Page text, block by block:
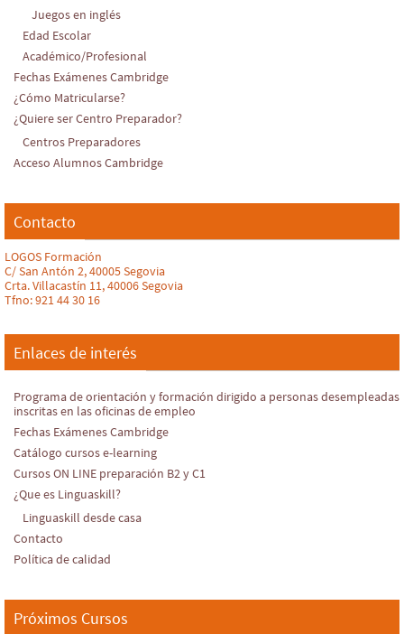
Juegos en inglés
Edad Escolar
Académico/Profesional
Fechas Exámenes Cambridge
¿Cómo Matricularse?
¿Quiere ser Centro Preparador?
Centros Preparadores
Acceso Alumnos Cambridge
Contacto
LOGOS Formación
C/ San Antón 2, 40005 Segovia
Crta. Villacastín 11, 40006 Segovia
Tfno: 921 44 30 16
Enlaces de interés
Programa de orientación y formación dirigido a personas desempleadas
inscritas en las oficinas de empleo
Fechas Exámenes Cambridge
Catálogo cursos e-learning
Cursos ON LINE preparación B2 y C1
¿Que es Linguaskill?
Linguaskill desde casa
Contacto
Política de calidad
Próximos Cursos